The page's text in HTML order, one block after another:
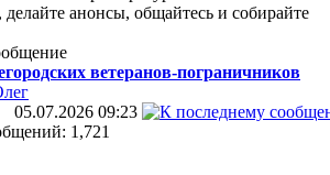
делайте анонсы, общайтесь и собирайте
ветеранов-пограничников
05.07.2026 09:23
1,721